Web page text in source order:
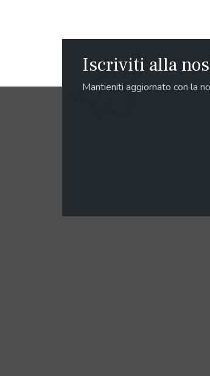
Iscriviti alla
Mantieniti aggiornato con la